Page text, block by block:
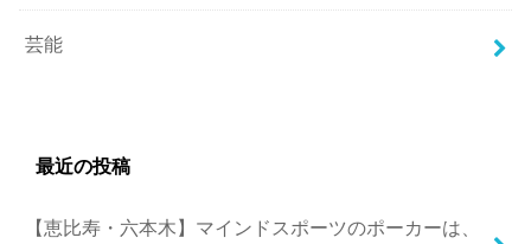
芸能
最近の投稿
【恵比寿・六本木】マインドスポーツのポーカーは、